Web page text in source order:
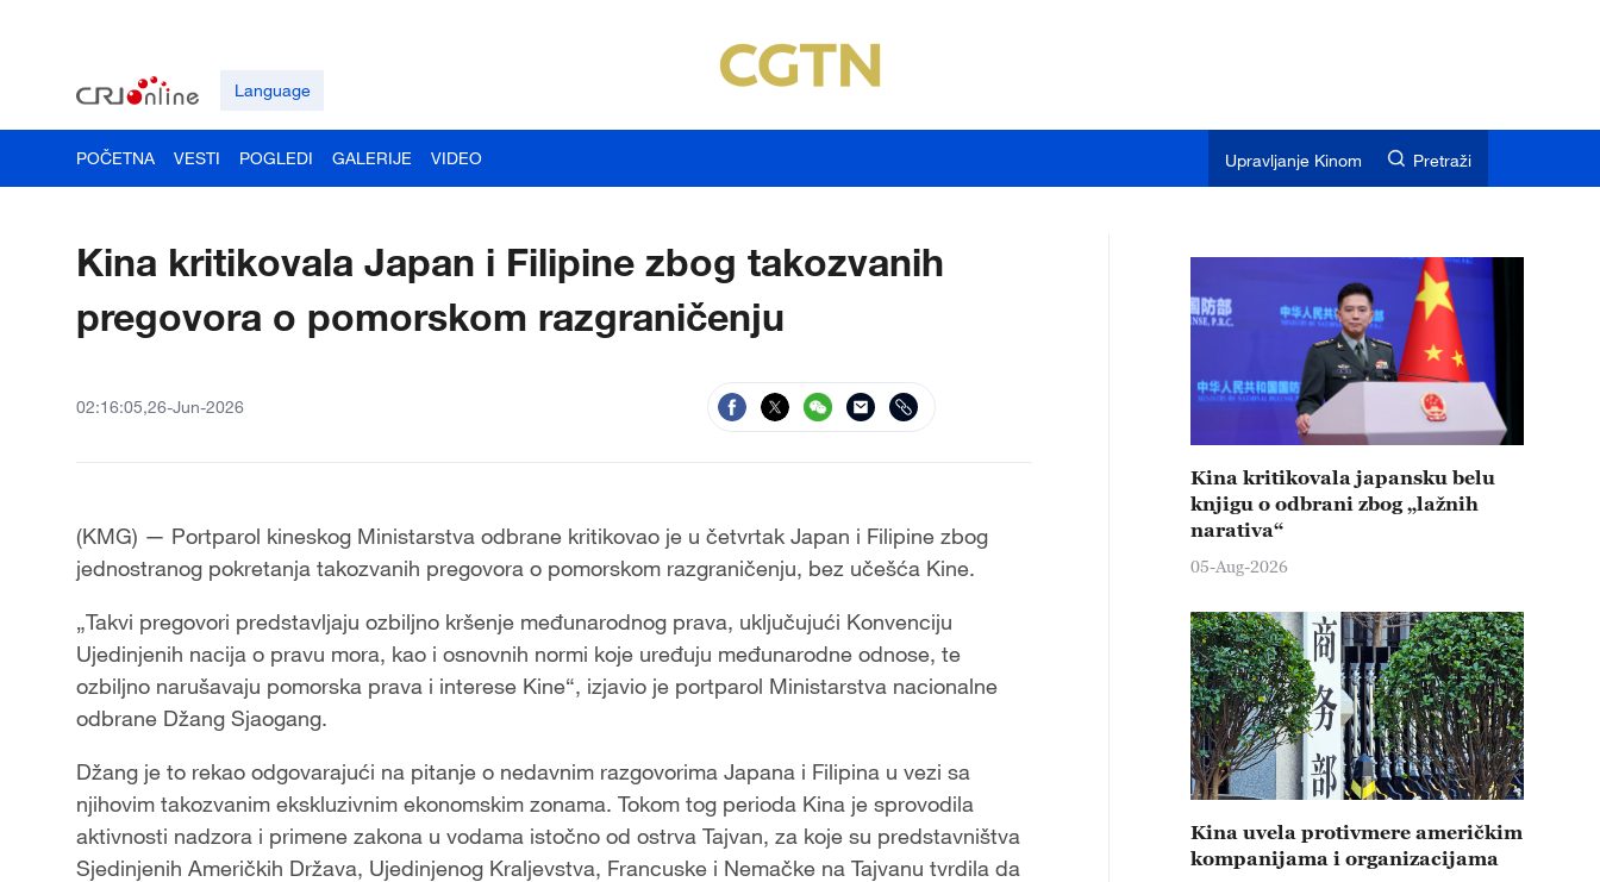
Language
POČETNA VESTI POGLEDI GALERIJE VIDEO Upravljanje Kinom Pretraži
Kina kritikovala Japan i Filipine zbog takozvanih
pregovora o pomorskom razgraničenju
02:16:05,26-Jun-2026
(KMG) — Portparol kineskog Ministarstva odbrane kritikovao je u četvrtak Japan i Filipine zbog
jednostranog pokretanja takozvanih pregovora o pomorskom razgraničenju, bez učešća Kine.
„Takvi pregovori predstavljaju ozbiljno kršenje međunarodnog prava, uključujući Konvenciju
Ujedinjenih nacija o pravu mora, kao i osnovnih normi koje uređuju međunarodne odnose, te
ozbiljno narušavaju pomorska prava i interese Kine“, izjavio je portparol Ministarstva nacionalne
odbrane Džang Sjaogang.
Džang je to rekao odgovarajući na pitanje o nedavnim razgovorima Japana i Filipina u vezi sa
njihovim takozvanim ekskluzivnim ekonomskim zonama. Tokom tog perioda Kina je sprovodila
aktivnosti nadzora i primene zakona u vodama istočno od ostrva Tajvan, za koje su predstavništva
Sjedinjenih Američkih Država, Ujedinjenog Kraljevstva, Francuske i Nemačke na Tajvanu tvrdila da
Kina kritikovala japansku belu
knjigu o odbrani zbog „lažnih
narativa“
05-Aug-2026
Kina uvela protivmere američkim
kompanijama i organizacijama